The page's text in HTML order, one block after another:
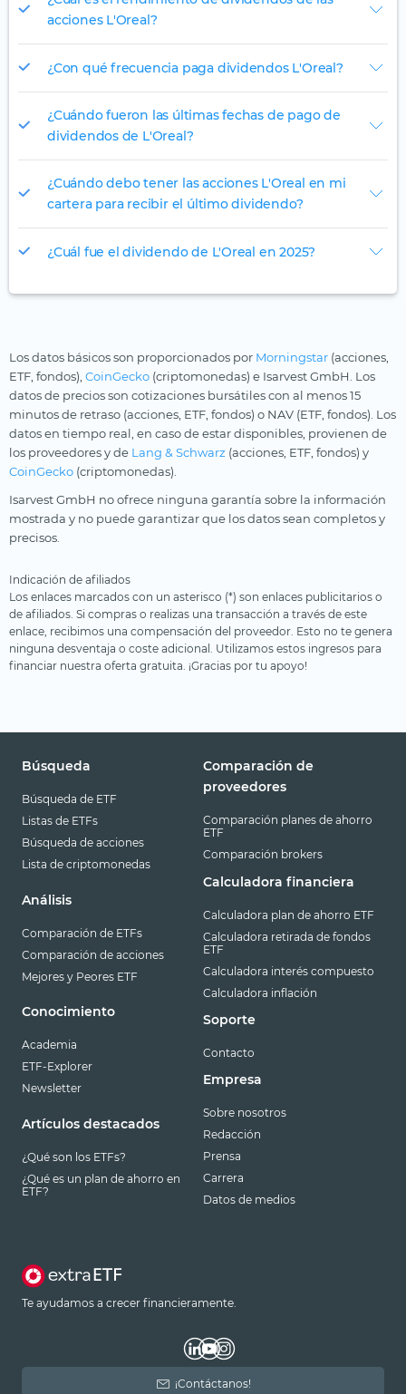
acciones L'Oreal?
¿Con qué frecuencia paga dividendos L'Oreal?
¿Cuándo fueron las últimas fechas de pago de
dividendos de L'Oreal?
¿Cuándo debo tener las acciones L'Oreal en mi
cartera para recibir el último dividendo?
¿Cuál fue el dividendo de L'Oreal en 2025?
Los datos básicos son proporcionados por Morningstar (acciones,
ETF, fondos), CoinGecko (criptomonedas) e Isarvest GmbH. Los
datos de precios son cotizaciones bursátiles con al menos 15
minutos de retraso (acciones, ETF, fondos) o NAV (ETF, fondos). Los
datos en tiempo real, en caso de estar disponibles, provienen de
los proveedores y de Lang & Schwarz (acciones, ETF, fondos) y
CoinGecko (criptomonedas).
Isarvest GmbH no ofrece ninguna garantía sobre la información
mostrada y no puede garantizar que los datos sean completos y
precisos.
Indicación de afiliados
Los enlaces marcados con un asterisco (*) son enlaces publicitarios o
de afiliados. Si compras o realizas una transacción a través de este
enlace, recibimos una compensación del proveedor. Esto no te genera
ninguna desventaja o coste adicional. Utilizamos estos ingresos para
financiar nuestra oferta gratuita. ¡Gracias por tu apoyo!
Búsqueda
Búsqueda de ETF
Listas de ETFs
Búsqueda de acciones
Lista de criptomonedas
Análisis
Comparación de ETFs
Comparación de acciones
Mejores y Peores ETF
Conocimiento
Academia
ETF-Explorer
Newsletter
Artículos destacados
¿Qué son los ETFs?
¿Qué es un plan de ahorro en
ETF?
Comparación de
proveedores
Comparación planes de ahorro
ETF
Comparación brokers
Calculadora financiera
Calculadora plan de ahorro ETF
Calculadora retirada de fondos
ETF
Calculadora interés compuesto
Calculadora inflación
Soporte
Contacto
Empresa
Sobre nosotros
Redacción
Prensa
Carrera
Datos de medios
Te ayudamos a crecer financieramente.
¡Contáctanos!